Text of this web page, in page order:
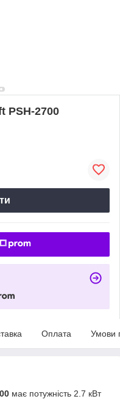
PSH-2700
Оплата Умови
має потужність 2.7 кВт